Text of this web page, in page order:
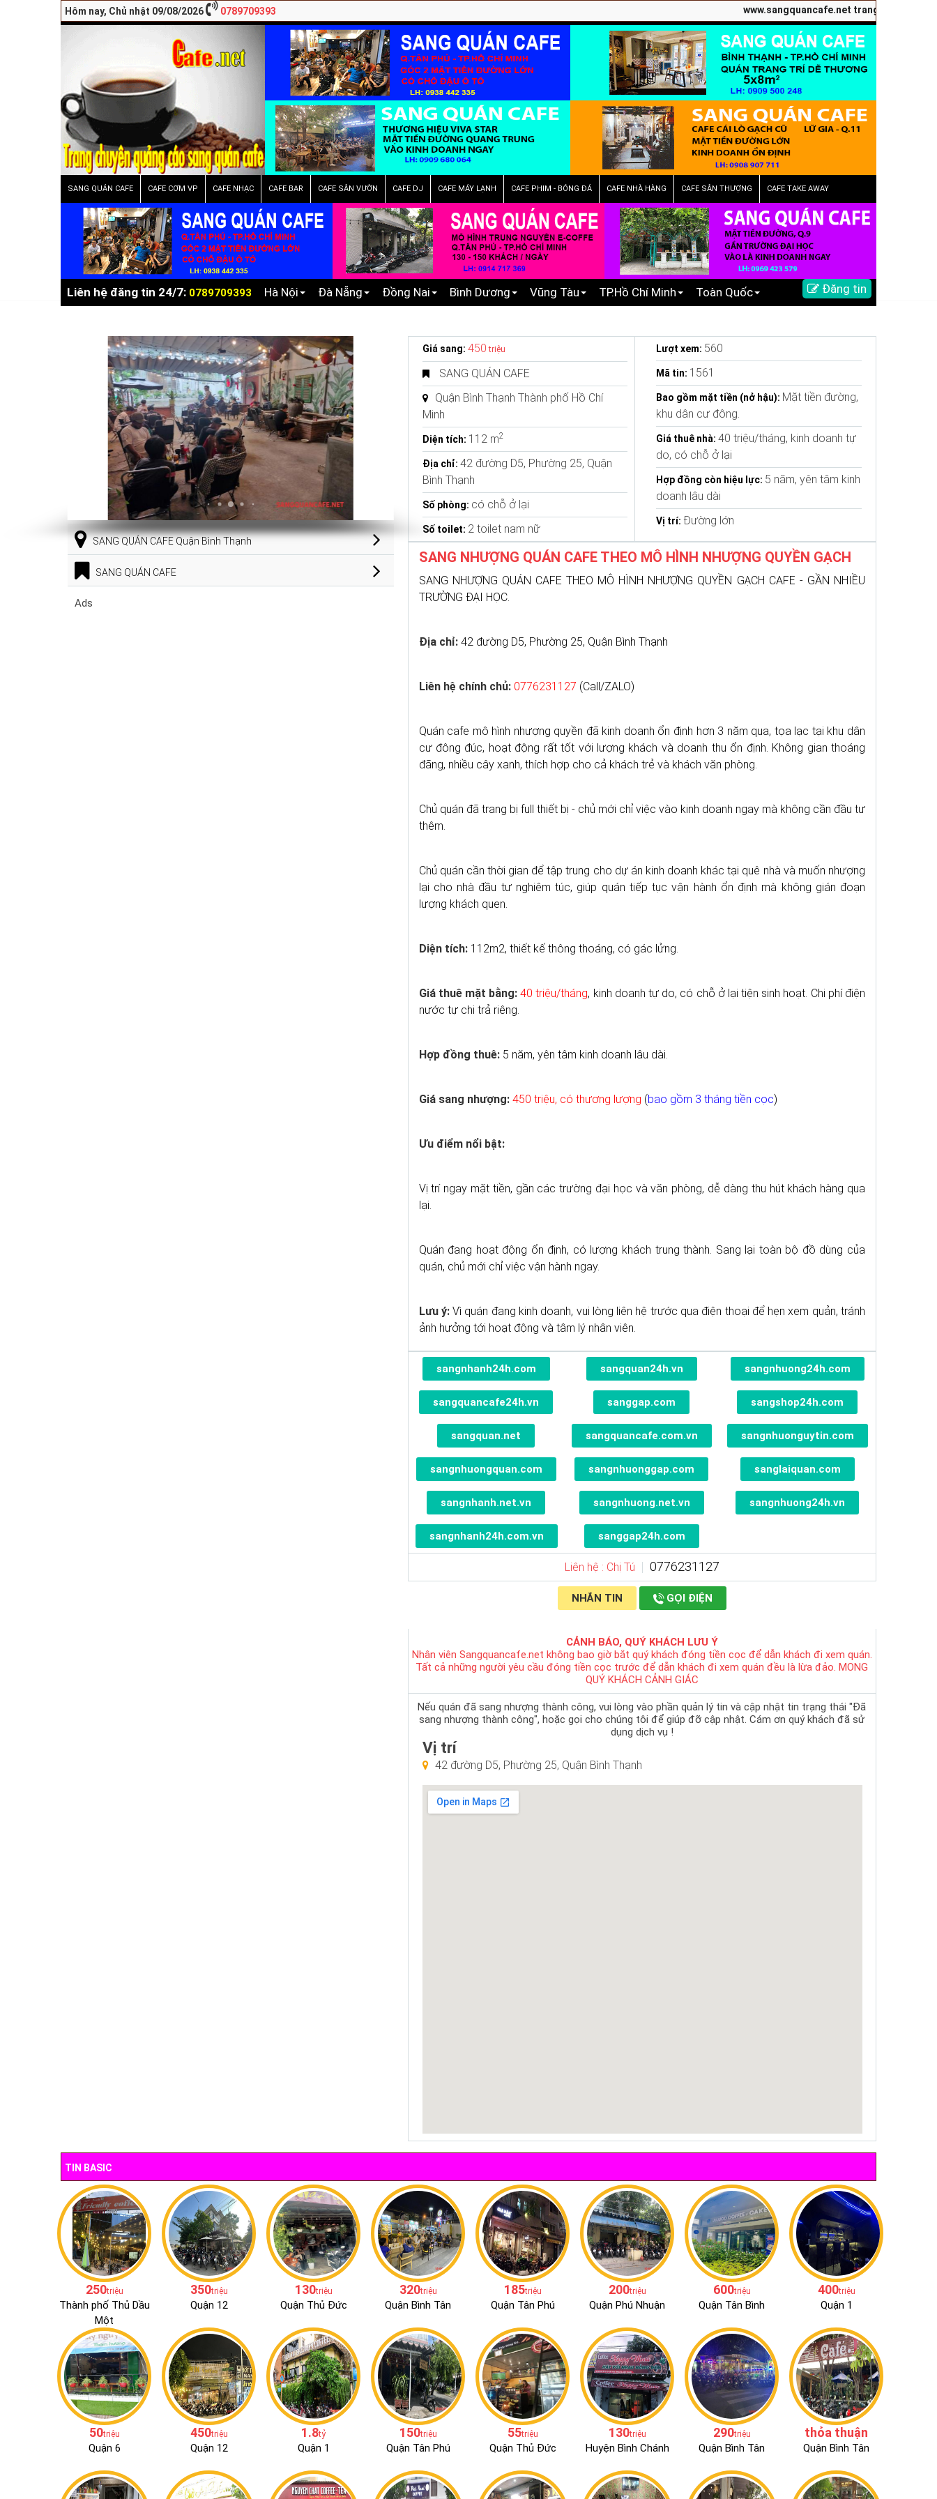
Hôm nay, Chủ nhật 09/08/2026 0789709393 www.sangquancafe.net trang chuyên quảng
SANG QUÁN CAFE CAFE CƠM VP CAFE NHẠC CAFE BAR CAFE SÂN VƯỜN CAFE DJ CAFE MÁY LẠNH CAFE PHIM - BÓNG ĐÁ CAFE NHÀ HÀNG CAFE SÂN THƯỢNG CAFE TAKE AWAY
Liên hệ đăng tin 24/7: 0789709393 Hà Nội Đà Nẵng Đồng Nai Bình Dương Vũng Tàu TP.Hồ Chí Minh Toàn Quốc Đăng tin
SANG QUÁN CAFE Quận Bình Thạnh
SANG QUÁN CAFE
Ads
Giá sang: 450 triệu
SANG QUÁN CAFE
Quận Bình Thạnh Thành phố Hồ Chí
Minh
Diện tích: 112 m2
Địa chỉ: 42 đường D5, Phường 25, Quận
Bình Thạnh
Số phòng: có chỗ ở lại
Số toilet: 2 toilet nam nữ
Lượt xem: 560
Mã tin: 1561
Bao gồm mặt tiền (nở hậu): Mặt tiền đường,
khu dân cư đông.
Giá thuê nhà: 40 triệu/tháng, kinh doanh tự
do, có chỗ ở lại
Hợp đồng còn hiệu lực: 5 năm, yên tâm kinh
doanh lâu dài
Vị trí: Đường lớn
SANG NHƯỢNG QUÁN CAFE THEO MÔ HÌNH NHƯỢNG QUYỀN GẠCH
SANG NHƯỢNG QUÁN CAFE THEO MÔ HÌNH NHƯỢNG QUYỀN GẠCH CAFE - GẦN NHIỀU
TRƯỜNG ĐẠI HỌC.
Địa chỉ:42 đường D5, Phường 25, Quận Bình Thạnh
Liên hệ chính chủ: 0776231127 (Call/ZALO)
Quán cafe mô hình nhượng quyền đã kinh doanh ổn định hơn 3 năm qua, tọa lạc tại khu dân
cư đông đúc, hoạt động rất tốt với lượng khách và doanh thu ổn định. Không gian thoáng
đãng, nhiều cây xanh, thích hợp cho cả khách trẻ và khách văn phòng.
Chủ quán đã trang bị full thiết bị - chủ mới chỉ việc vào kinh doanh ngay mà không cần đầu tư
thêm.
Chủ quán cần thời gian để tập trung cho dự án kinh doanh khác tại quê nhà và muốn nhượng
lại cho nhà đầu tư nghiêm túc, giúp quán tiếp tục vận hành ổn định mà không gián đoạn
lượng khách quen.
Diện tích:112m2, thiết kế thông thoáng, có gác lửng.
Giá thuê mặt bằng: 40 triệu/tháng, kinh doanh tự do, có chỗ ở lại tiện sinh hoạt. Chi phí điện
nước tự chi trả riêng.
Hợp đồng thuê:5 năm, yên tâm kinh doanh lâu dài.
Giá sang nhượng: 450 triệu, có thương lượng (bao gồm 3 tháng tiền cọc)
Ưu điểm nổi bật:
Vị trí ngay mặt tiền, gần các trường đại học và văn phòng, dễ dàng thu hút khách hàng qua
lại.
Quán đang hoạt động ổn định, có lượng khách trung thành. Sang lại toàn bộ đồ dùng của
quán, chủ mới chỉ việc vận hành ngay.
Lưu ý:Vì quán đang kinh doanh, vui lòng liên hệ trước qua điện thoại để hẹn xem quản, tránh
ảnh hưởng tới hoạt động và tâm lý nhân viên.
sangnhanh24h.com sangquan24h.vn sangnhuong24h.com
sangquancafe24h.vn sanggap.com sangshop24h.com
sangquan.net sangquancafe.com.vn sangnhuonguytin.com
sangnhuongquan.com sangnhuonggap.com sanglaiquan.com
sangnhanh.net.vn sangnhuong.net.vn sangnhuong24h.vn
sangnhanh24h.com.vn sanggap24h.com
Liên hệ : Chị Tú 0776231127
NHẮN TIN GỌI ĐIỆN
CẢNH BÁO, QUÝ KHÁCH LƯU Ý
Nhân viên Sangquancafe.net không bao giờ bắt quý khách đóng tiền cọc để dẫn khách đi xem quán.
Tất cả những người yêu cầu đóng tiền cọc trước để dẫn khách đi xem quán đều là lừa đảo. MONG
QUÝ KHÁCH CẢNH GIÁC
Nếu quán đã sang nhượng thành công, vui lòng vào phần quản lý tin và cập nhật tin trạng thái "Đã
sang nhượng thành công", hoặc gọi cho chúng tôi để giúp đỡ cập nhật. Cám ơn quý khách đã sử
dụng dịch vụ !
Vị trí
42 đường D5, Phường 25, Quận Bình Thạnh
TIN BASIC
250triệu
Thành phố Thủ Dầu
Một
350triệu
Quận 12
130triệu
Quận Thủ Đức
320triệu
Quận Bình Tân
185triệu
Quận Tân Phú
200triệu
Quận Phú Nhuận
600triệu
Quận Tân Bình
400triệu
Quận 1
50triệu
Quận 6
450triệu
Quận 12
1.8tỷ
Quận 1
150triệu
Quận Tân Phú
55triệu
Quận Thủ Đức
130triệu
Huyện Bình Chánh
290triệu
Quận Bình Tân
thỏa thuận
Quận Bình Tân